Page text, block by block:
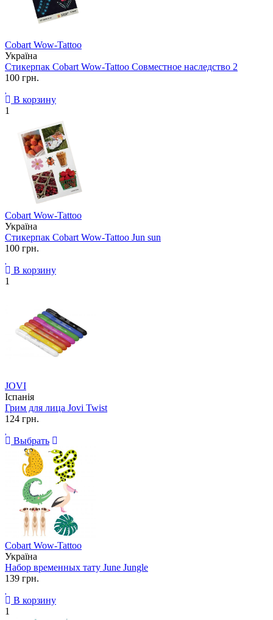
Cobart Wow-Tattoo
Україна
Стикерпак Cobart Wow-Tattoo Совместное наследство 2
100 грн.
В корзину
1
Cobart Wow-Tattoo
Україна
Стикерпак Cobart Wow-Tattoo Jun sun
100 грн.
В корзину
1
JOVI
Іспанія
Грим для лица Jovi Twist
124 грн.
Выбрать
Cobart Wow-Tattoo
Україна
Набор временных тату June Jungle
139 грн.
В корзину
1